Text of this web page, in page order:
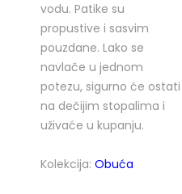
vodu. Patike su
propustive i sasvim
pouzdane. Lako se
navlače u jednom
potezu, sigurno će ostati
na dečijim stopalima i
uživaće u kupanju.
Kolekcija: Obuća